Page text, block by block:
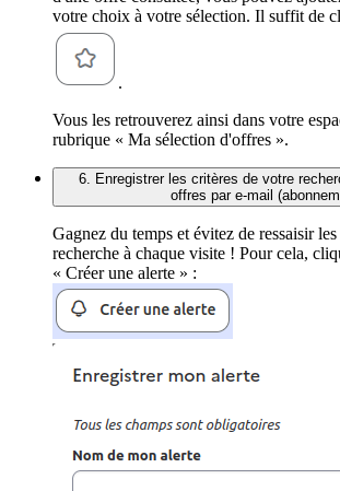
votre choix à votre sélection. Il suffit de
.
Vous les retrouverez ainsi dans votre
rubrique « Ma sélection d'offres ».
6. Enregistrer les critères de votre
offres par e-mail
Gagnez du temps et évitez de ressaisir
recherche à chaque visite ! Pour cela,
« Créer une alerte » :